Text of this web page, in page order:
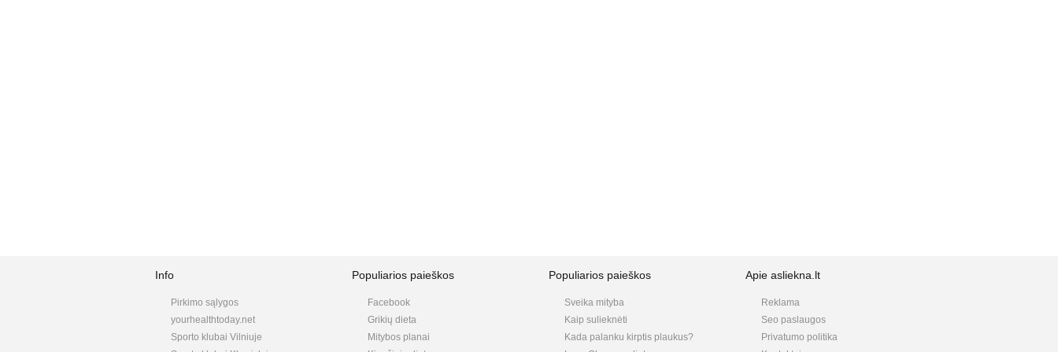
Info
Pirkimo sąlygos
yourhealthtoday.net
Sporto klubai Vilniuje
Populiarios paieškos
Facebook
Grikių dieta
Mitybos planai
Populiarios paieškos
Sveika mityba
Kaip sulieknėti
Kada palanku kirptis plaukus?
Apie asliekna.lt
Reklama
Seo paslaugos
Privatumo politika